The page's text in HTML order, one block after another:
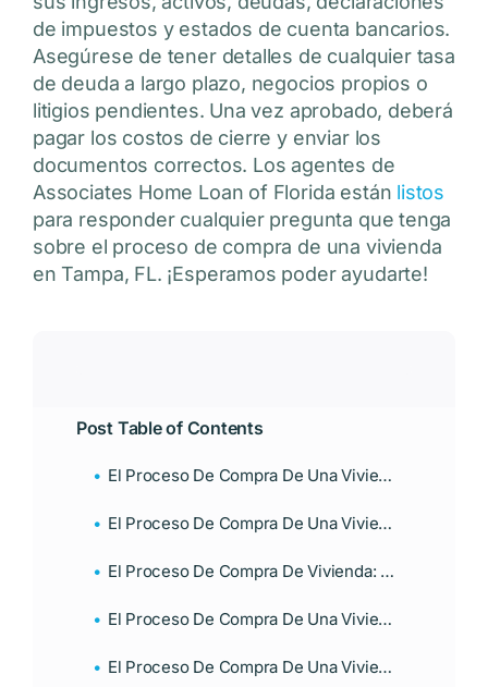
de impuestos y estados de cuenta bancarios.
Asegúrese de tener detalles de cualquier tasa
de deuda a largo plazo, negocios propios o
litigios pendientes. Una vez aprobado, deberá
pagar los costos de cierre y enviar los
documentos correctos. Los agentes de
Associates Home Loan of Florida están listos
para responder cualquier pregunta que tenga
sobre el proceso de compra de una vivienda
en Tampa, FL. ¡Esperamos poder ayudarte!
Post Table of Contents
El Proceso De Compra De Una Vivienda: Sus Finanzas
El Proceso De Compra De Una Vivienda: Hipotecas
El Proceso De Compra De Vivienda: Prestamistas
El Proceso De Compra De Una Vivienda: La Propiedad
El Proceso De Compra De Una Vivienda: Aprobación Y Cierre